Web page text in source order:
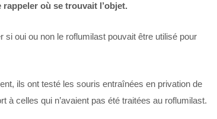
où se trouvait l’objet.
si oui ou non le roflumilast pouvait être utilisé pour
ils ont testé les souris entraînées en privation de
à celles qui n’avaient pas été traitées au roflumilast.